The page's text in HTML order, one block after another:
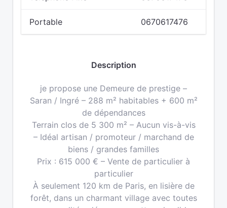
Portable 0670617476
Description
je propose une Demeure de prestige –
Saran / Ingré – 288 m² habitables + 600 m²
de dépendances
Terrain clos de 5 300 m² – Aucun vis-à-vis
– Idéal artisan / promoteur / marchand de
biens / grandes familles
Prix : 615 000 € – Vente de particulier à
particulier
À seulement 120 km de Paris, en lisière de
forêt, dans un charmant village avec toutes